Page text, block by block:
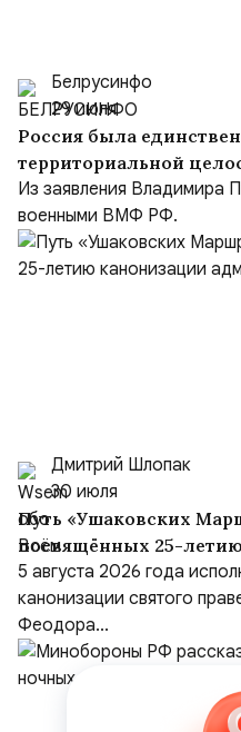
Белрусинфо
29 июля
Россия была
территориальной
но Киев объявил
Из заявления Владимира
военными ВМФ РФ.
Дмитрий Шлопак
30 июля
Путь «Ушаковских
посвящённых 25-
адмирала
5 августа 2026 года
канонизации святого
Феодора...